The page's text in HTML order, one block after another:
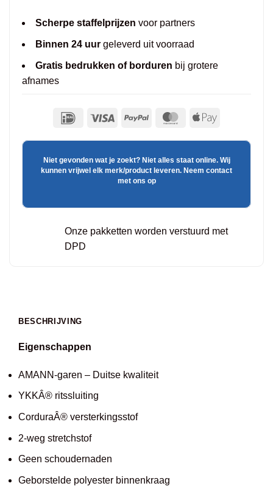
Scherpe staffelprijzen voor partners
Binnen 24 uurgeleverd uit voorraad
Gratis bedrukken of borduren bij grotere
afnames
Niet gevonden wat je zoekt? Niet alles staat online. Wij
kunnen vrijwel elk merk/product leveren. Neem contact
met ons op
Onze pakketten worden verstuurd met
DPD
BESCHRIJVING
Eigenschappen
AMANN-garen – Duitse kwaliteit
YKKÂ® ritssluiting
CorduraÂ® versterkingsstof
2-weg stretchstof
Geen schoudernaden
Geborstelde polyester binnenkraag